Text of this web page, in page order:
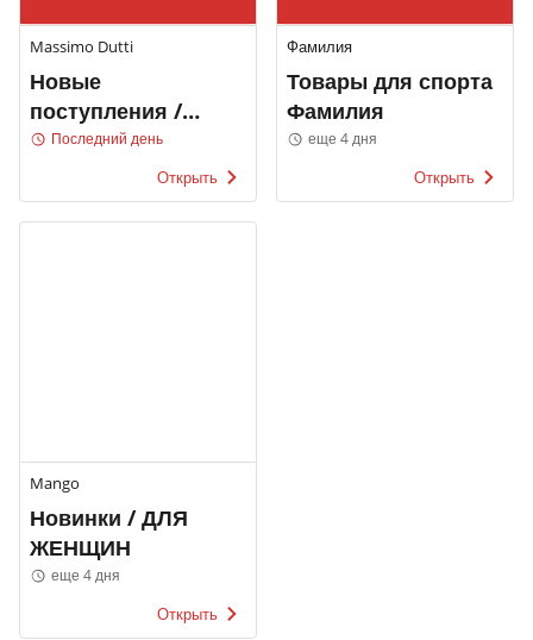
Massimo Dutti
Новые
поступления /
МУЖЧИНЫ
Последний день
Открыть
Фамилия
Товары для спорта
Фамилия
еще 4 дня
Открыть
Mango
Новинки / ДЛЯ
ЖЕНЩИН
еще 4 дня
Открыть